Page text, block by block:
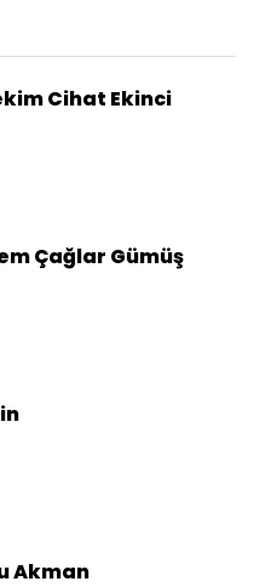
Cihat Ekinci
Çağlar Gümüş
Akman